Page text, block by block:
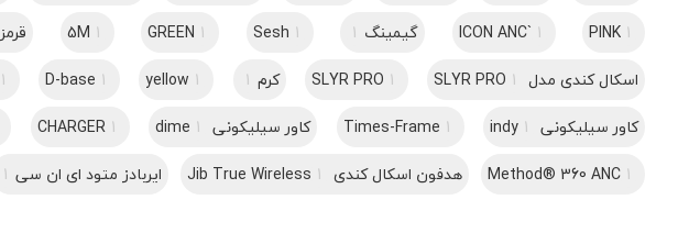
PINK 1
ICON ANC` 1 گیمینگ 1
Sesh 1
GREEN 1
5M 1 قرمز
اسکال کندی مدل SLYR PRO 1
SLYR PRO 1 کرم 1
yellow 1
D-base 1
1
کاور سیلیکونی indy 1
Times-Frame 1 کاور سیلیکونی dime 1
CHARGER 1
Method® 360 ANC 1 هدفون اسکال کندی Jib True Wireless 1 ایربادز متود ای ان سی 1